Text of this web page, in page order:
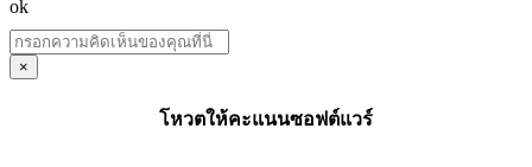
ok
×
โหวตให้คะแนนซอฟต์แวร์